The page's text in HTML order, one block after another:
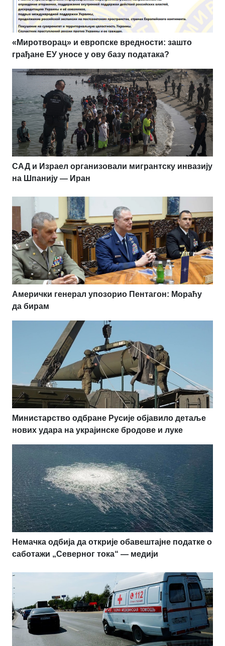
«Миротворац» и европске вредности: зашто
грађане ЕУ уносе у ову базу података?
САД и Израел организовали мигрантску инвазију
на Шпанију — Иран
Амерички генерал упозорио Пентагон: Мораћу
да бирам
Министарство одбране Русије објавило детаље
нових удара на украјинске бродове и луке
Немачка одбија да открије обавештајне податке о
саботажи „Северног тока“ — медији